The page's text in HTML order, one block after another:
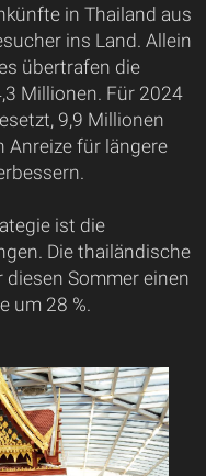
in Thailand aus
ins Land. Allein
übertrafen die
Millionen. Für 2024
9,9 Millionen
Anreize für längere
ist die
Die thailändische
Sommer einen
um 28 %.